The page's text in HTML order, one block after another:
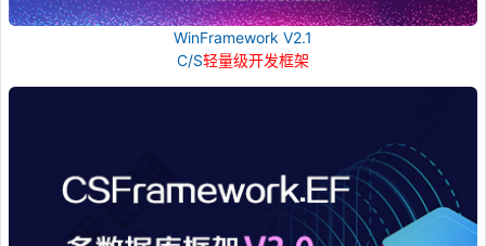
WinFramework V2.1
C/S轻量级开发框架